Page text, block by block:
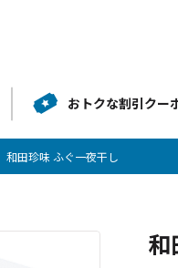
おトクな割引クー
和田珍味 ふぐ一夜干し
和